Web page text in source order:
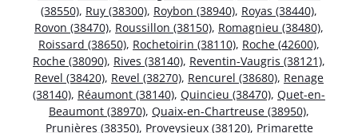
(38550), Ruy (38300), Roybon (38940), Royas (38440),
Rovon (38470), Roussillon (38150), Romagnieu (38480),
Roissard (38650), Rochetoirin (38110), Roche (42600),
Roche (38090), Rives (38140), Reventin-Vaugris (38121),
Revel (38420), Revel (38270), Rencurel (38680), Renage
(38140), Réaumont (38140), Quincieu (38470), Quet-en-
Beaumont (38970), Quaix-en-Chartreuse (38950),
Prunières (38350), Proveysieux (38120), Primarette